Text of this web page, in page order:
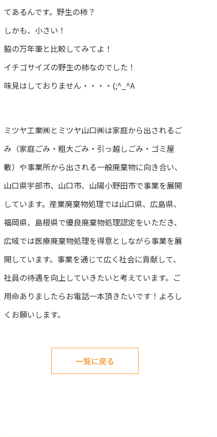
てあるんです。野生の柿？
しかも、小さい！
脇の万年筆と比較してみてよ！
イチゴサイズの野生の柿なのでした！
味見はしておりません・・・・(;^_^A
ミツヤ工業㈱とミツヤ山口㈱は家庭から出されるご
み（家庭ごみ・粗大ごみ・引っ越しごみ・ゴミ屋
敷）や事業所から出される一般廃棄物に向き合い、
山口県宇部市、山口市、山陽小野田市で事業を展開
しています。産業廃棄物処理では山口県、広島県、
福岡県、島根県で優良廃棄物処理認定をいただき、
広域では医療廃棄物処理を得意としながら事業を展
開しています。事業を通じて広く社会に貢献して、
社員の待遇を向上していきたいと考えています。ご
用命ありましたらお電話一本頂きたいです！よろし
くお願いします。
一覧に戻る